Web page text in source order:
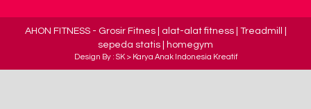
AHON FITNESS- Grosir Fitnes | alat-alat fitness | Treadmill |
sepeda statis | homegym
Design By : SK > Karya Anak Indonesia Kreatif